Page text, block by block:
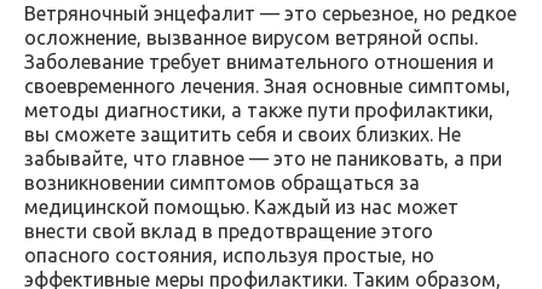
Ветряночный энцефалит — это серьезное, но редкое
осложнение, вызванное вирусом ветряной оспы.
Заболевание требует внимательного отношения и
своевременного лечения. Зная основные симптомы,
методы диагностики, а также пути профилактики,
вы сможете защитить себя и своих близких. Не
забывайте, что главное — это не паниковать, а при
возникновении симптомов обращаться за
медицинской помощью. Каждый из нас может
внести свой вклад в предотвращение этого
опасного состояния, используя простые, но
эффективные меры профилактики. Таким образом,